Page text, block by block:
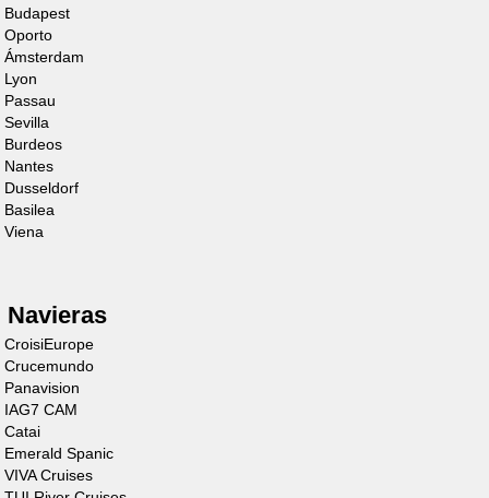
Cruiser
Premium XL 4
Budapest
Oporto
Ámsterdam
Lyon
Passau
Sevilla
Burdeos
Nantes
Dusseldorf
Basilea
Viena
Navieras
CroisiEurope
Crucemundo
Panavision
IAG7 CAM
Catai
Emerald Spanic
VIVA Cruises